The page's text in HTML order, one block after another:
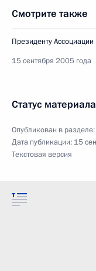
Смотрите также
Президенту
15 сентября 2005 года
Статус материала
Опубликован в разделе:
Дата публикации: 15
Текстовая версия